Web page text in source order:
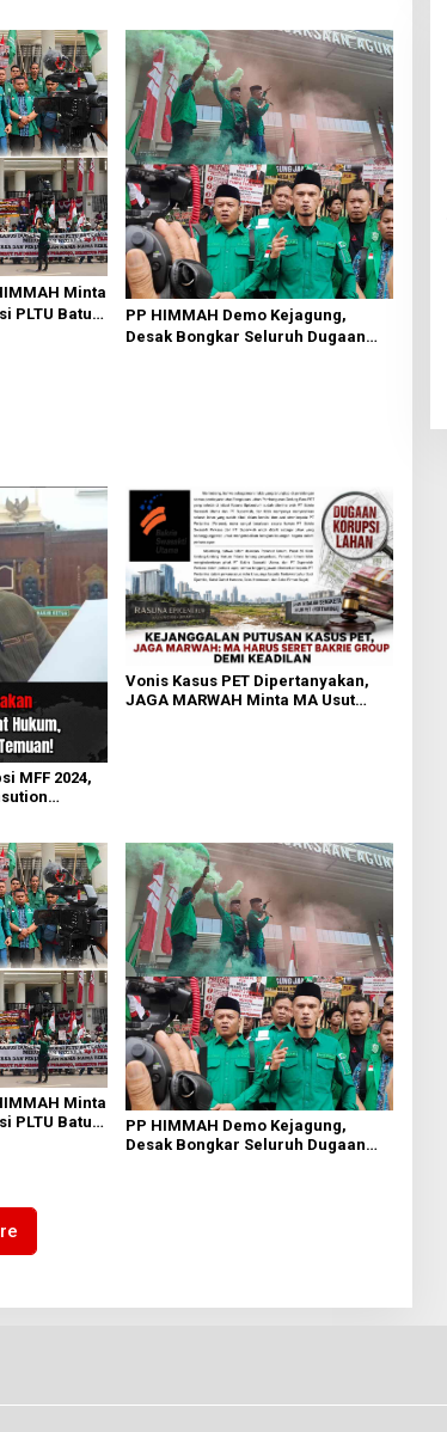
Minta
PLTU Batu
PP HIMMAH Demo Kejagung,
Desak Bongkar Seluruh Dugaan
MFF 2024,
Vonis Kasus PET Dipertanyakan,
JAGA MARWAH Minta MA Usut
Minta
PLTU Batu
PP HIMMAH Demo Kejagung,
Desak Bongkar Seluruh Dugaan